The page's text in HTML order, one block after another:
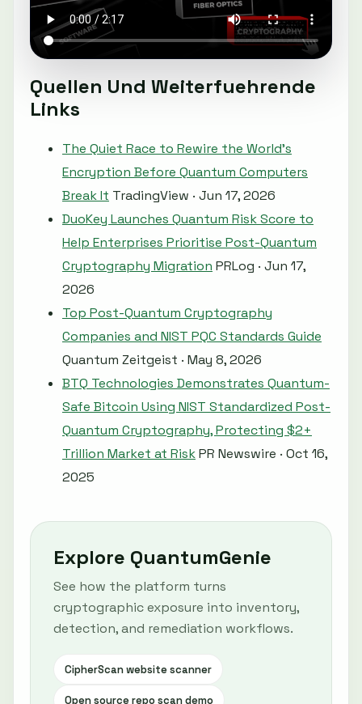
Quellen Und Weiterfuehrende
Links
The Quiet Race to Rewire the World's
Encryption Before Quantum Computers
Break It TradingView · Jun 17, 2026
DuoKey Launches Quantum Risk Score to
Help Enterprises Prioritise Post-Quantum
Cryptography Migration PRLog · Jun 17,
2026
Top Post-Quantum Cryptography
Companies and NIST PQC Standards Guide
Quantum Zeitgeist · May 8, 2026
BTQ Technologies Demonstrates Quantum-
Safe Bitcoin Using NIST Standardized Post-
Quantum Cryptography, Protecting $2+
Trillion Market at RiskPR Newswire · Oct 16,
2025
Explore QuantumGenie
See how the platform turns
cryptographic exposure into inventory,
detection, and remediation workflows.
CipherScan website scanner
Open source repo scan demo